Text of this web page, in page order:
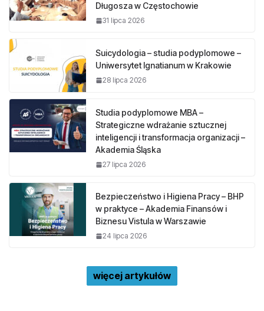
Długosza w Częstochowie
31 lipca 2026
Suicydologia – studia podyplomowe –
Uniwersytet Ignatianum w Krakowie
28 lipca 2026
Studia podyplomowe MBA –
Strategiczne wdrażanie sztucznej
inteligencji i transformacja organizacji –
Akademia Śląska
27 lipca 2026
Bezpieczeństwo i Higiena Pracy – BHP
w praktyce – Akademia Finansów i
Biznesu Vistula w Warszawie
24 lipca 2026
więcej artykułów